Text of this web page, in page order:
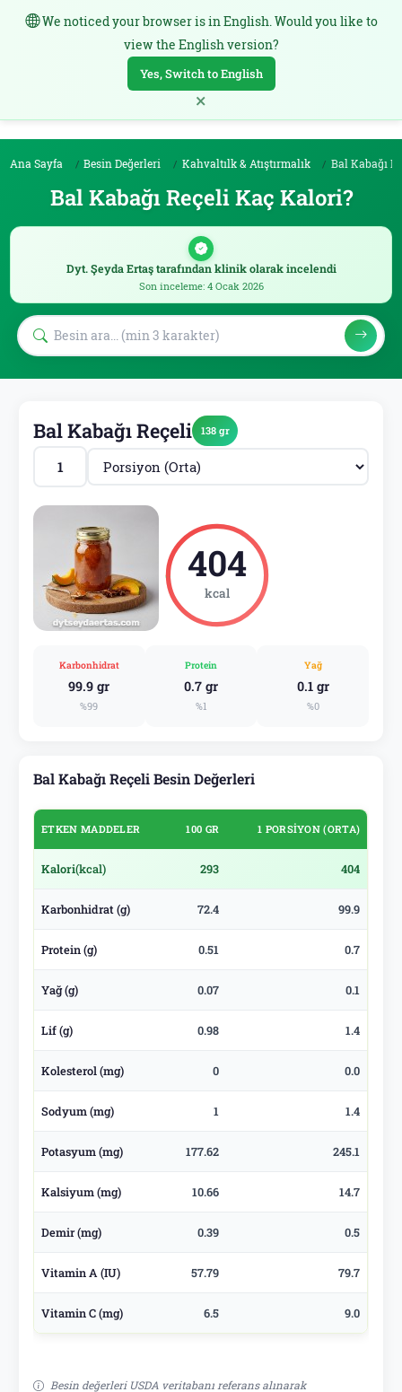
We noticed your browser is in English. Would you like to
view the English version?
Yes, Switch to English
×
TR
Ana Sayfa Besin Değerleri Kahvaltılk & Atıştırmalık Bal Kabağı
Bal Kabağı Reçeli Kaç Kalori?
Dyt. Şeyda Ertaş tarafından klinik olarak incelendi
Son inceleme: 4 Ocak 2026
Bal Kabağı Reçeli 138 gr
404
kcal
Karbonhidrat
99.9 gr
%99
Protein
0.7 gr
%1
Yağ
0.1 gr
%0
Bal Kabağı Reçeli Besin Değerleri
ETKEN MADDELER 100 GR 1 PORSIYON (ORTA)
Kalori(kcal) 293 404
Karbonhidrat (g) 72.4 99.9
Protein (g) 0.51 0.7
Yağ (g) 0.07 0.1
Lif (g) 0.98 1.4
Kolesterol (mg) 0 0.0
Sodyum (mg) 1 1.4
Potasyum (mg) 177.62 245.1
Kalsiyum (mg) 10.66 14.7
Demir (mg) 0.39 0.5
Vitamin A (IU) 57.79 79.7
Vitamin C (mg) 6.5 9.0
Besin değerleri USDA veritabanı referans alınarak